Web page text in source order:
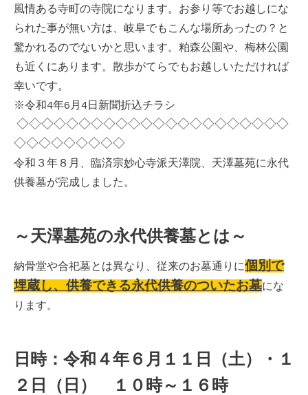
風情ある寺町の寺院になります。お参り等でお越しにな
られた事が無い方は、岐阜でもこんな場所あったの？と
驚かれるのでないかと思います。粕森公園や、梅林公園
も近くにあります。散歩がてらでもお越しいただければ
幸いです。
※令和4年6月4日新聞折込チラシ
◇◇◇◇◇◇◇◇◇◇◇◇◇◇◇◇◇◇◇◇◇◇
◇◇◇◇◇◇◇◇◇
令和３年８月、臨済宗妙心寺派天澤院、天澤墓苑に永代
供養墓が完成しました。
～天澤墓苑の永代供養墓とは～
納骨堂や合祀墓とは異なり、従来のお墓通りに個別で
埋蔵し、供養できる永代供養のついたお墓にな
ります。
日時：令和４年６月１１日（土）・１
２日（日） １０時～１６時